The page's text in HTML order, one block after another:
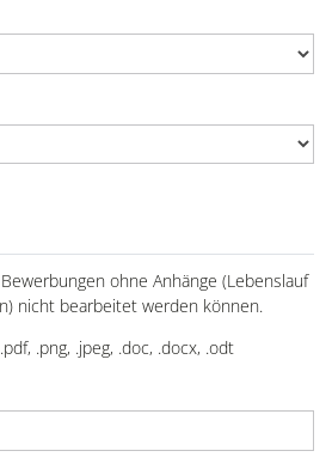
ohne Anhänge (Lebenslauf
nicht bearbeitet werden können.
.png, .jpeg, .doc, .docx, .odt